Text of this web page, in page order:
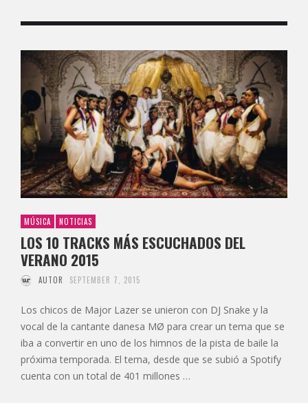
MÚSICA NOTICIAS
LOS 10 TRACKS MÁS ESCUCHADOS DEL
VERANO 2015
AUTOR SEPTEMBER 7, 2015
Los chicos de Major Lazer se unieron con DJ Snake y la
vocal de la cantante danesa MØ para crear un tema que se
iba a convertir en uno de los himnos de la pista de baile la
próxima temporada. El tema, desde que se subió a Spotify
cuenta con un total de 401 millones …